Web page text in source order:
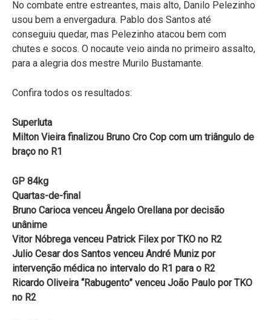
No combate entre estreantes, mais alto, Danilo Pelezinho
usou bem a envergadura. Pablo dos Santos até
conseguiu quedar, mas Pelezinho atacou bem com
chutes e socos. O nocaute veio ainda no primeiro assalto,
para a alegria dos mestre Murilo Bustamante.
Confira todos os resultados:
Superluta
Milton Vieira finalizou Bruno Cro Cop com um triângulo de
braço no R1
GP 84kg
Quartas-de-final
Bruno Carioca venceu Ângelo Orellana por decisão
unânime
Vitor Nóbrega venceu Patrick Filex por TKO no R2
Julio Cesar dos Santos venceu André Muniz por
intervenção médica no intervalo do R1 para o R2
Ricardo Oliveira “Rabugento” venceu João Paulo por TKO
no R2